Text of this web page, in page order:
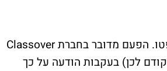
כך, חברה נוספת הנסחרת בנאסד"ק מזנקת בעקבות השקעה בקריפטו. הפעם מדובר בחברת Classover
(סימול KIDZ) שזינקה בכ-40% (לאחר שזינקה כבר בכמעט 100% קודם לכן) בעקבות הודעה על כך